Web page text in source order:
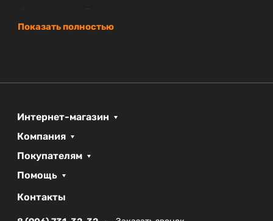
искусственного мрамора, этот поддон
службы, а современный стиль добавит изюминку
В комплект с поддоном входит сифон, что делает
установку проще и удобнее. Производитель
предоставляет гарантию на этот товар на 3 года,
Коллекция UNO от BelBagno продолжает
традиции современного дизайна и высоких
Показать полностью
Интернет-магазин
Компания
Покупателям
Помощь
Контакты